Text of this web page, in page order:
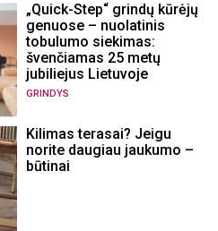
„Quick-Step“ grindų kūrėjų
genuose – nuolatinis
tobulumo siekimas:
švenčiamas 25 metų
jubiliejus Lietuvoje
GRINDYS
Kilimas terasai? Jeigu
norite daugiau jaukumo –
būtinai